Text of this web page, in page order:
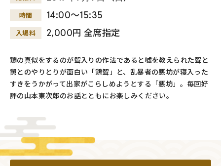
時間 14:00～15:35
入場料 2,000円 全席指定
鶏の真似をするのが聟入りの作法であると嘘を教えられた聟と
舅とのやりとりが面白い「鶏聟」と、乱暴者の悪坊が寝入った
すきをうかがって出家がこらしめようとする「悪坊」。毎回好
評の山本東次郎のお話とともにお楽しみください。